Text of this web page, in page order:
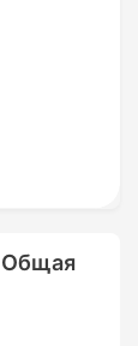
Общая